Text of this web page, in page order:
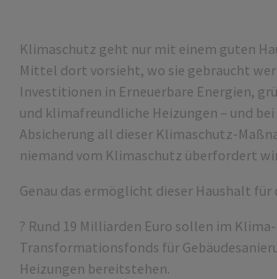
Klimaschutz geht nur mit einem guten
Mittel dort vorsieht, wo sie gebraucht
Investitionen in Erneuerbare Energien,
und klimafreundliche Heizungen – und
Absicherung all dieser Klimaschutz-
niemand vom Klimaschutz überfordert
Genau das ermöglicht dieser Haushalt für
? Rund 19 Milliarden Euro sollen im
Transformationsfonds für
Heizungen bereitstehen.